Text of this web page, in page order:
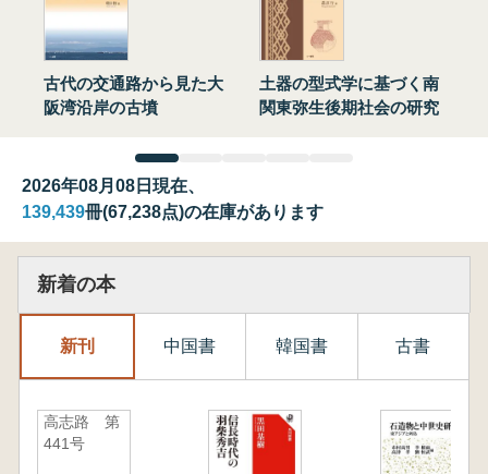
古代の交通路から見た大
阪湾沿岸の古墳
土器の型式学に基づく南
関東弥生後期社会の研究
2026年08月08日現在、
139,439冊(67,238点)の在庫があります
新着の本
新刊 中国書 韓国書 古書
高志路 第
441号